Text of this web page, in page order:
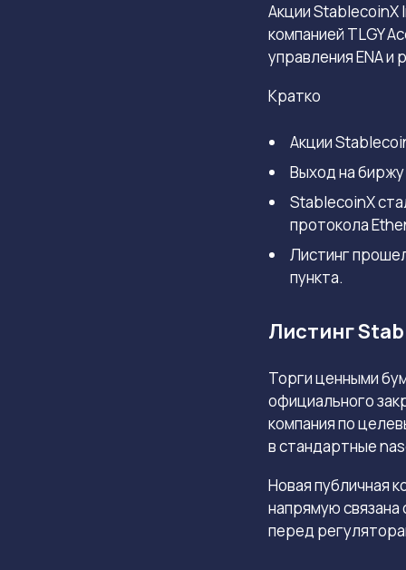
Акции StablecoinX
компанией TLGY
управления ENA и
Кратко
Акции
Выход на
StablecoinX
протокола
Листинг
пункта.
Листинг
Торги ценными
официального
компания по
в стандартные
Новая публичная
напрямую
перед